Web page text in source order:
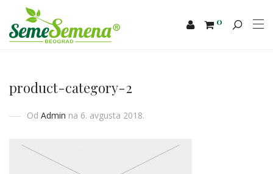
0
product-category-2
Od Admin na 6. avgusta 2018.